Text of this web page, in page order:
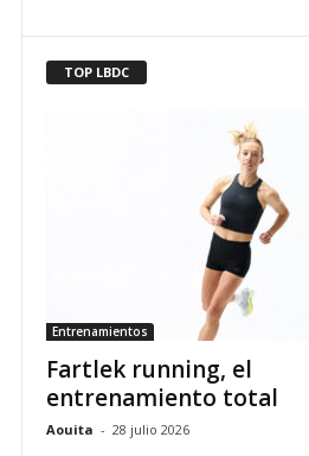
TOP LBDC
Entrenamientos
Fartlek running, el
entrenamiento total
Aouita - 28 julio 2026